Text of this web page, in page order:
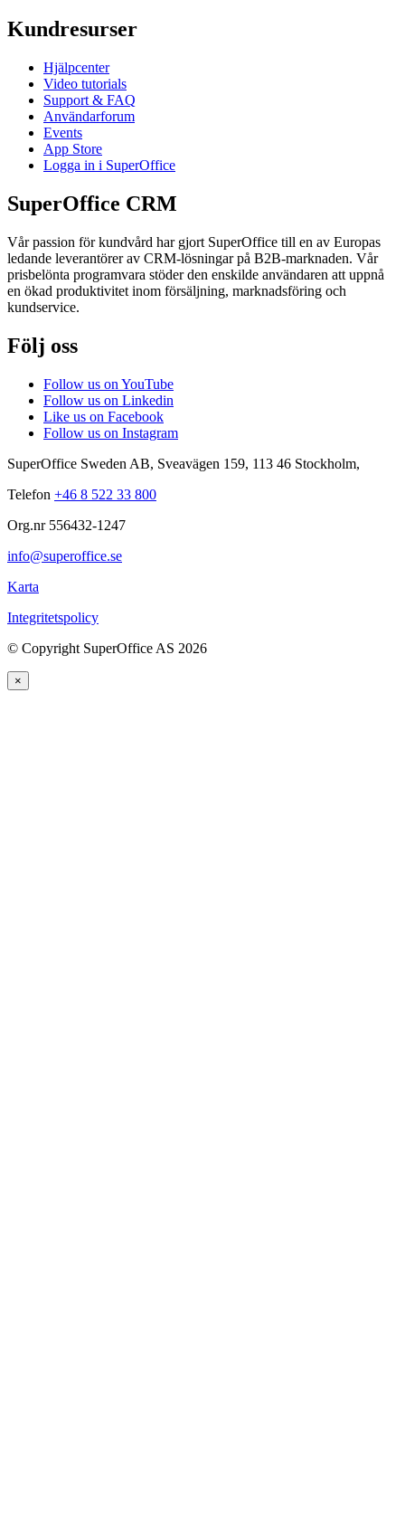
Kundresurser
Hjälpcenter
Video tutorials
Support & FAQ
Användarforum
Events
App Store
Logga in i SuperOffice
SuperOffice CRM
Vår passion för kundvård har gjort SuperOffice till en av Europas
ledande leverantörer av CRM-lösningar på B2B-marknaden. Vår
prisbelönta programvara stöder den enskilde användaren att uppnå
en ökad produktivitet inom försäljning, marknadsföring och
kundservice.
Följ oss
Follow us on YouTube
Follow us on Linkedin
Like us on Facebook
Follow us on Instagram
SuperOffice Sweden AB, Sveavägen 159, 113 46 Stockholm,
Telefon +46 8 522 33 800
Org.nr 556432-1247
info@superoffice.se
Karta
Integritetspolicy
© Copyright SuperOffice AS 2026
×